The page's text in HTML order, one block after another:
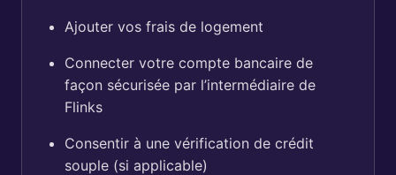
Ajouter vos frais de logement
Connecter votre compte bancaire de
façon sécurisée par l’intermédiaire de
Flinks
Consentir à une vérification de crédit
souple (si applicable)